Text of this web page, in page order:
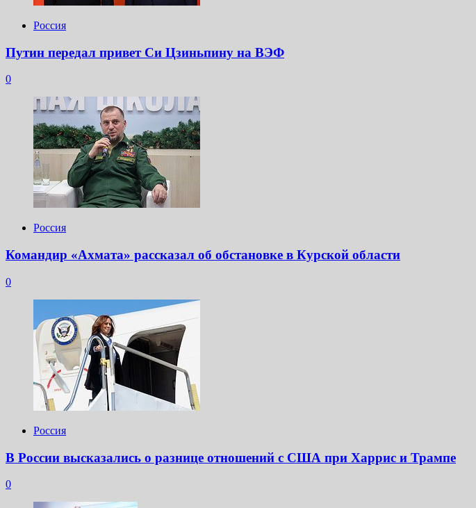
Россия
Путин передал привет Си Цзиньпину на ВЭФ
0
Россия
Командир «Ахмата» рассказал об обстановке в Курской области
0
Россия
В России высказались о разнице отношений с США при Харрис и Трампе
0